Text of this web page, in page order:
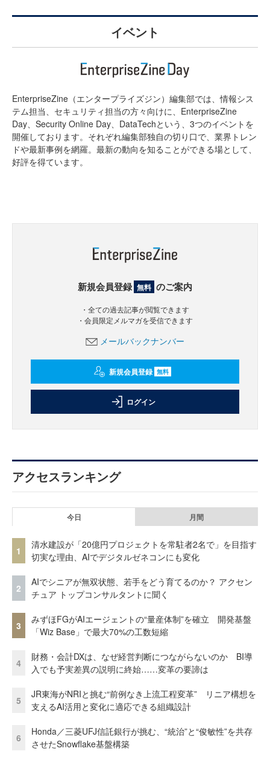
イベント
EnterpriseZine（エンタープライズジン）編集部では、情報シス
テム担当、セキュリティ担当の方々向けに、EnterpriseZine
Day、Security Online Day、DataTechという、3つのイベントを
開催しております。それぞれ編集部独自の切り口で、業界トレン
ドや最新事例を網羅。最新の動向を知ることができる場として、
好評を得ています。
新規会員登録 無料 のご案内
・全ての過去記事が閲覧できます
・会員限定メルマガを受信できます
メールバックナンバー
新規会員登録 無料
ログイン
アクセスランキング
今日 月間
1
清水建設が「20億円プロジェクトを常駐者2名で」を目指す
切実な理由、AIでデジタルゼネコンにも変化
2
AIでシニアが無双状態、若手をどう育てるのか？ アクセン
チュア トップコンサルタントに聞く
3
みずほFGがAIエージェントの“量産体制”を確立 開発基盤
「Wiz Base」で最大70%の工数短縮
4
財務・会計DXは、なぜ経営判断につながらないのか BI導
入でも予実差異の説明に終始……変革の要諦は
5
JR東海がNRIと挑む“前例なき上流工程変革” リニア構想を
支えるAI活用と変化に適応できる組織設計
6
Honda／三菱UFJ信託銀行が挑む、“統治”と“俊敏性”を共存
させたSnowflake基盤構築